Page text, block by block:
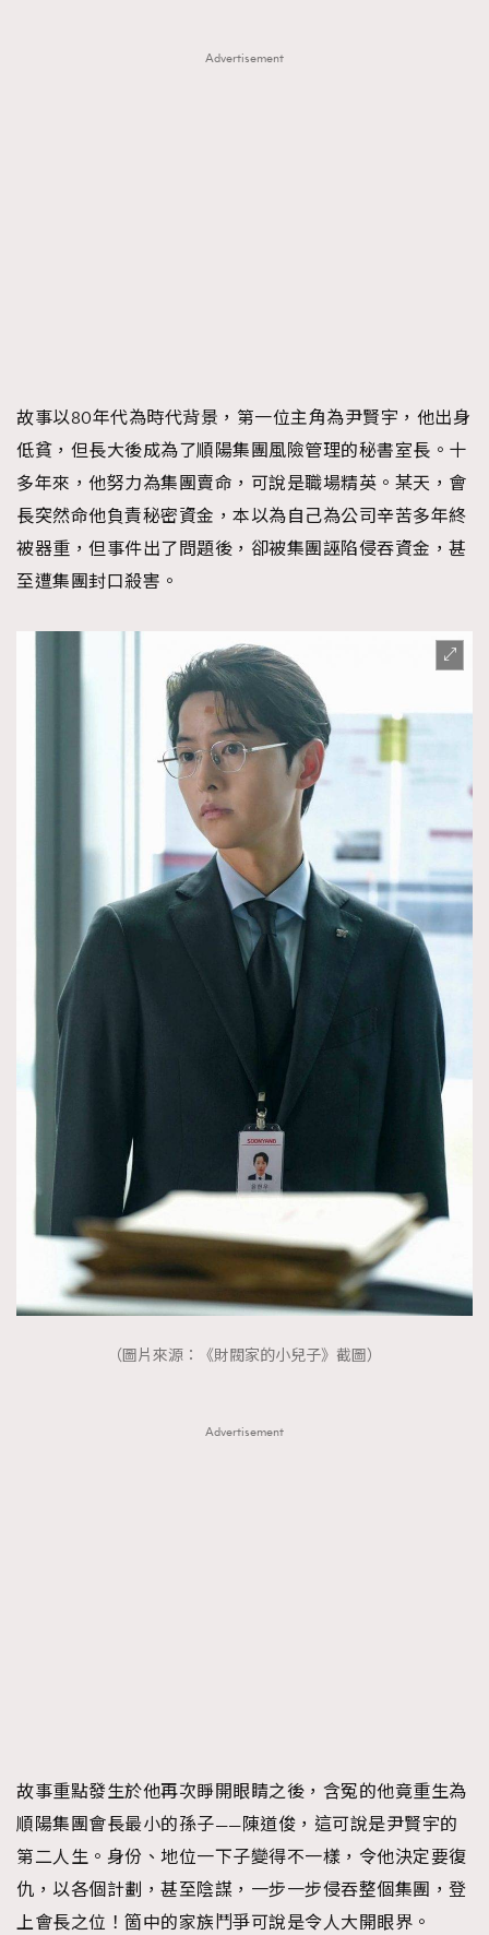
Advertisement
故事以80年代為時代背景，第一位主角為尹賢宇，他出身
低貧，但長大後成為了順陽集團風險管理的秘書室長。十
多年來，他努力為集團賣命，可說是職場精英。某天，會
長突然命他負責秘密資金，本以為自己為公司辛苦多年終
被器重，但事件出了問題後，卻被集團誣陷侵吞資金，甚
至遭集團封口殺害。
（圖片來源：《財閥家的小兒子》截圖）
Advertisement
故事重點發生於他再次睜開眼睛之後，含冤的他竟重生為
順陽集團會長最小的孫子——陳道俊，這可說是尹賢宇的
第二人生。身份、地位一下子變得不一樣，令他決定要復
仇，以各個計劃，甚至陰謀，一步一步侵吞整個集團，登
上會長之位！箇中的家族鬥爭可說是令人大開眼界。